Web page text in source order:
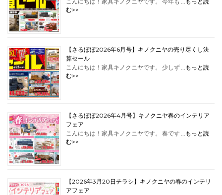
む>>
【さるぼぼ2026年6月号】キノクニヤの売り尽くし決
算セール
こんにちは！家具キノクニヤです。 少しず … もっと読
む>>
【さるぼぼ2026年4月号】キノクニヤ春のインテリア
フェア
こんにちは！家具キノクニヤです。 春です … もっと読
む>>
【2026年3月20日チラシ】キノクニヤの春のインテリ
アフェア